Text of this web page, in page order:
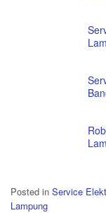
Posted in Service
Lampung